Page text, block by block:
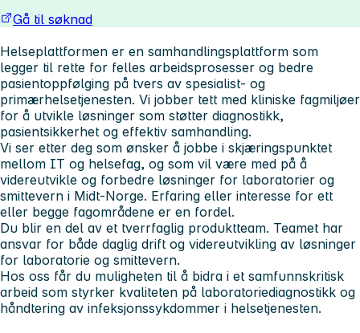
Gå til søknad
Helseplattformen er en samhandlingsplattform som
legger til rette for felles arbeidsprosesser og bedre
pasientoppfølging på tvers av spesialist- og
primærhelsetjenesten. Vi jobber tett med kliniske fagmiljøer
for å utvikle løsninger som støtter diagnostikk,
pasientsikkerhet og effektiv samhandling.
Vi ser etter deg som ønsker å jobbe i skjæringspunktet
mellom IT og helsefag, og som vil være med på å
videreutvikle og forbedre løsninger for laboratorier og
smittevern i Midt-Norge. Erfaring eller interesse for ett
eller begge fagområdene er en fordel.
Du blir en del av et tverrfaglig produktteam. Teamet har
ansvar for både daglig drift og videreutvikling av løsninger
for laboratorie og smittevern.
Hos oss får du muligheten til å bidra i et samfunnskritisk
arbeid som styrker kvaliteten på laboratoriediagnostikk og
håndtering av infeksjonssykdommer i helsetjenesten.